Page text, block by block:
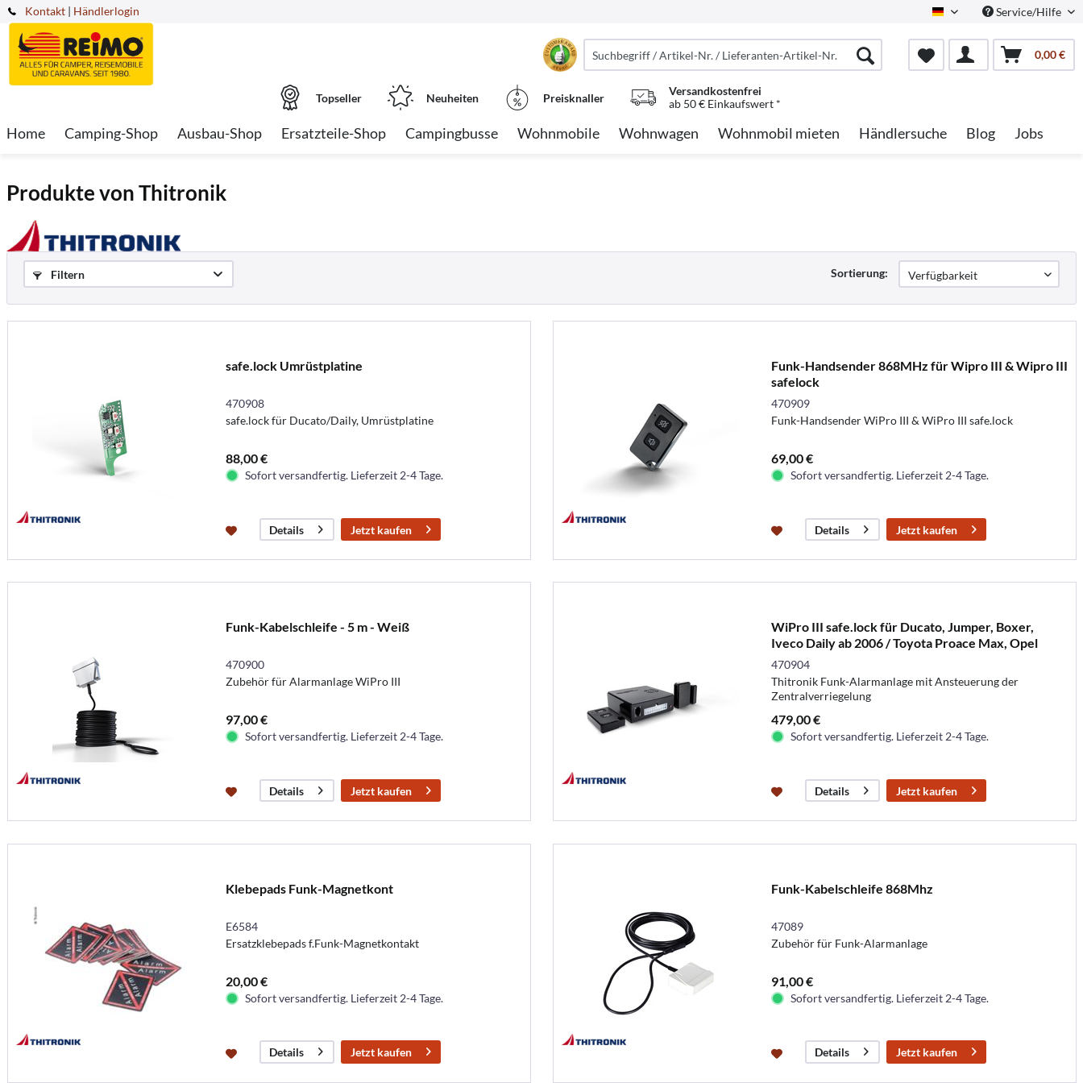
Kontakt German Service/Hilfe
| Händlerlogin
0,00 €
Topseller Neuheiten Preisknaller
Versandkostenfrei
ab 50 € Einkaufswert *
Home Camping-Shop Ausbau-Shop Ersatzteile-Shop Campingbusse Wohnmobile Wohnwagen Wohnmobil mieten Händlersuche Blog Jobs
Produkte von Thitronik
Filtern Sortierung:
safe.lock Umrüstplatine
470908
safe.lock für Ducato/Daily, Umrüstplatine
88,00 €
Sofort versandfertig. Lieferzeit 2-4 Tage.
Details Jetzt kaufen
Funk-Handsender 868MHz für Wipro III & Wipro III
safelock
470909
Funk-Handsender WiPro III & WiPro III safe.lock
69,00 €
Sofort versandfertig. Lieferzeit 2-4 Tage.
Details Jetzt kaufen
Funk-Kabelschleife - 5 m - Weiß
470900
Zubehör für Alarmanlage WiPro III
97,00 €
Sofort versandfertig. Lieferzeit 2-4 Tage.
Details Jetzt kaufen
WiPro III safe.lock für Ducato, Jumper, Boxer,
Iveco Daily ab 2006 / Toyota Proace Max, Opel
Movano
470904
Thitronik Funk-Alarmanlage mit Ansteuerung der
Zentralverriegelung
479,00 €
Sofort versandfertig. Lieferzeit 2-4 Tage.
Details Jetzt kaufen
Klebepads Funk-Magnetkont
E6584
Ersatzklebepads f.Funk-Magnetkontakt
20,00 €
Sofort versandfertig. Lieferzeit 2-4 Tage.
Details Jetzt kaufen
Funk-Kabelschleife 868Mhz
47089
Zubehör für Funk-Alarmanlage
91,00 €
Sofort versandfertig. Lieferzeit 2-4 Tage.
Details Jetzt kaufen